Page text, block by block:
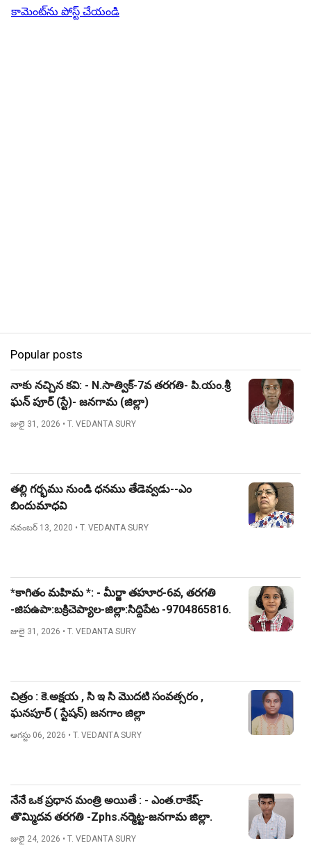
కామెంట్‌ను పోస్ట్ చేయండి
Popular posts
నాకు నచ్చిన కవి: - N.సాత్విక్-7వ తరగతి- పి.యం.శ్రీ
ఘన్ పూర్ (స్టే)- జనగామ (జిల్లా)
జులై 31, 2026 • T. VEDANTA SURY
తల్లి గర్భము నుండి ధనము తేడెవ్వడు--ఎం
బిందుమాధవి
నవంబర్ 13, 2020 • T. VEDANTA SURY
*కాగితం మహిమ *: - మీర్జా తహూర-6వ, తరగతి
-జిపఉపా:బక్రిచెప్యాల-జిల్లా:సిద్దిపేట -9704865816.
జులై 31, 2026 • T. VEDANTA SURY
చిత్రం : కె.అక్షయ , సి ఇ సి మొదటి సంవత్సరం ,
ఘనపూర్ ( స్టేషన్) జనగాం జిల్లా
ఆగస్టు 06, 2026 • T. VEDANTA SURY
నేనే ఒక ప్రధాన మంత్రి అయితే : - ఎంత.రాకేష్-
తొమ్మిదవ తరగతి -Zphs.నర్మెట్ట-జనగామ జిల్లా.
జులై 24, 2026 • T. VEDANTA SURY